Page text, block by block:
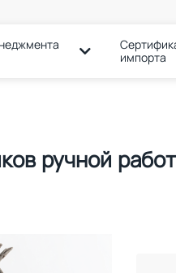
импорта
ручной